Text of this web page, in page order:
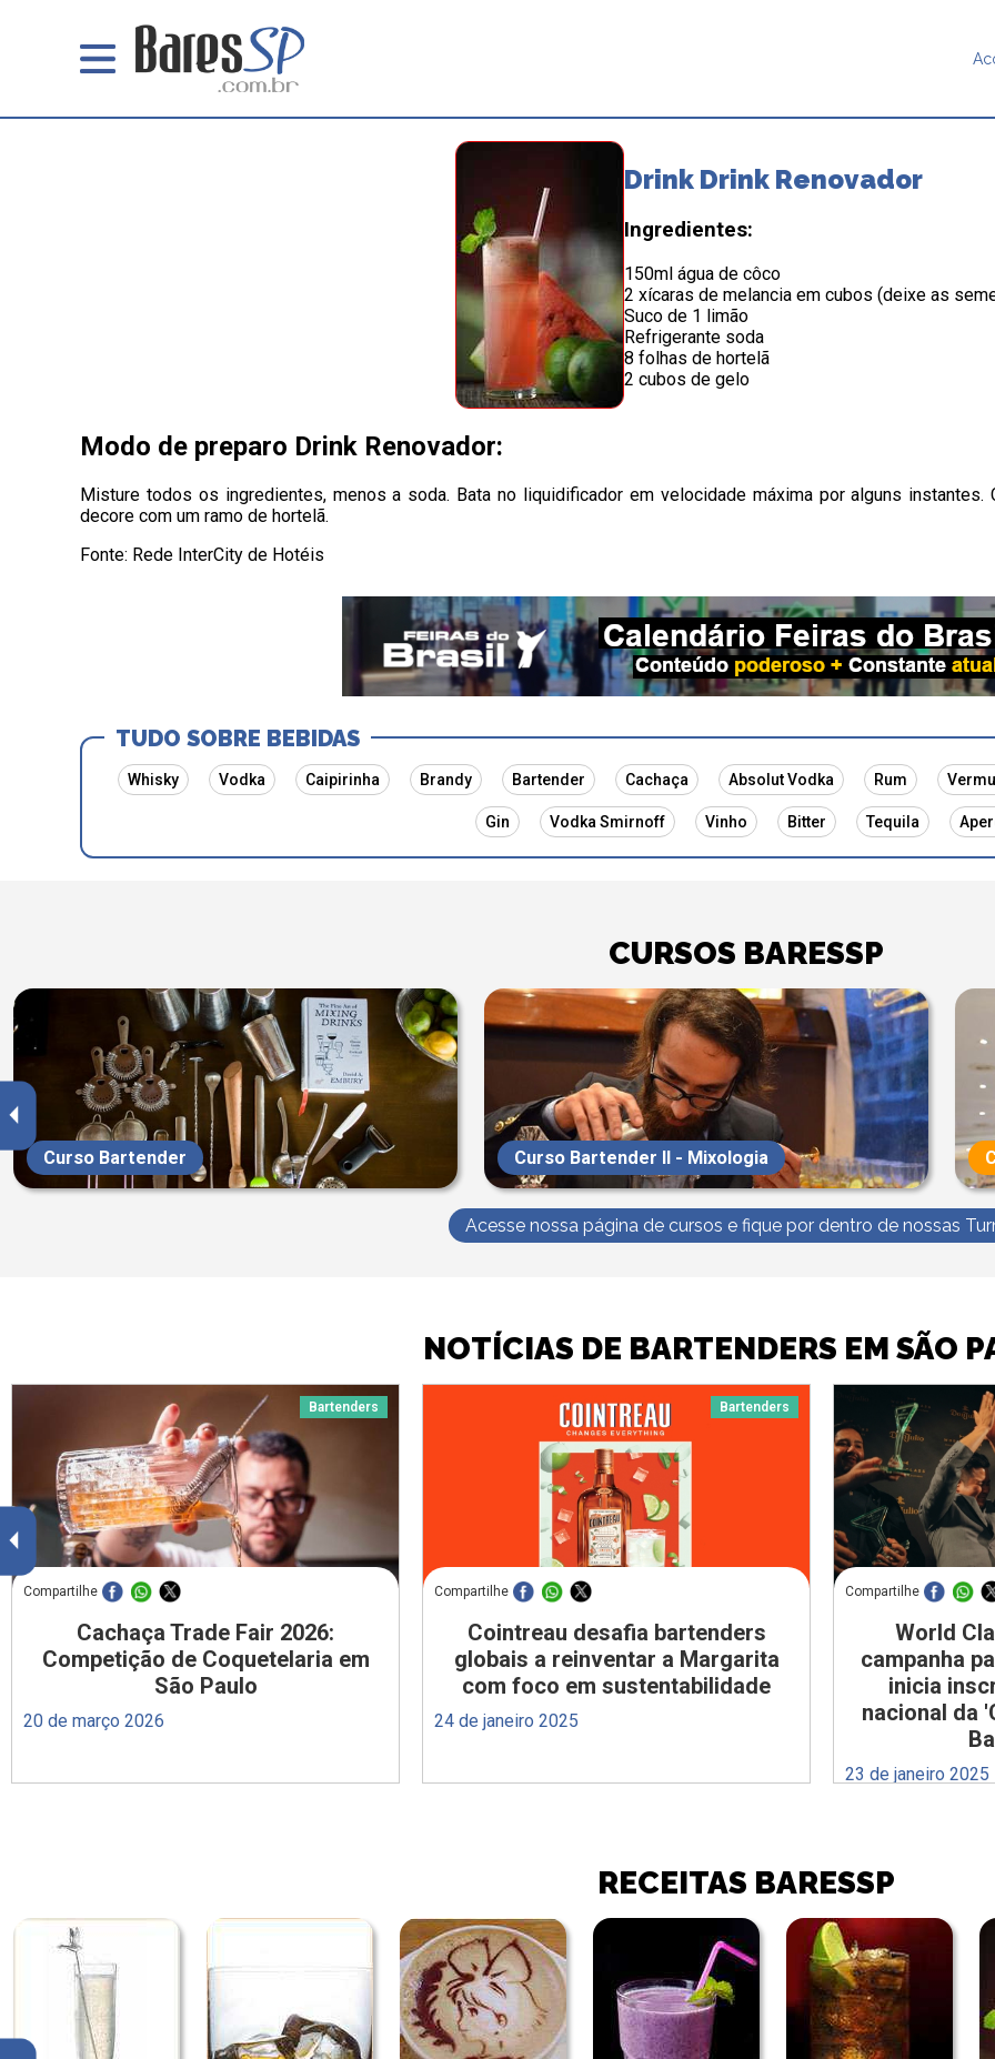
Drink Drink Renovador
Ingredientes:
150ml água de côco
2 xícaras de melancia em cubos (deixe as
Suco de 1 limão
Refrigerante soda
8 folhas de hortelã
2 cubos de gelo
Modo de preparo Drink Renovador:
Misture todos os ingredientes, menos a soda. Bata no liquidificador em velocidade máxima por alguns
decore com um ramo de hortelã.
Fonte: Rede InterCity de Hotéis
TUDO SOBRE BEBIDAS
Whisky Vodka Caipirinha Brandy Bartender Cachaça Absolut Vodka Rum
Gin Vodka Smirnoff Vinho Bitter Tequila
CURSOS BARESSP
Curso Bartender Curso Bartender II - Mixologia
Acesse nossa página de cursos e fique por dentro de nossas
NOTÍCIAS DE BARTENDERS EM SÃO
Bartenders
Compartilhe
Cachaça Trade Fair 2026:
Competição de Coquetelaria em
São Paulo
20 de março 2026
Bartenders
Compartilhe
Cointreau desafia bartenders
globais a reinventar a Margarita
com foco em sustentabilidade
24 de janeiro 2025
Compartilhe
World
campanha
inicia
nacional da
23 de janeiro 2025
RECEITAS BARESSP